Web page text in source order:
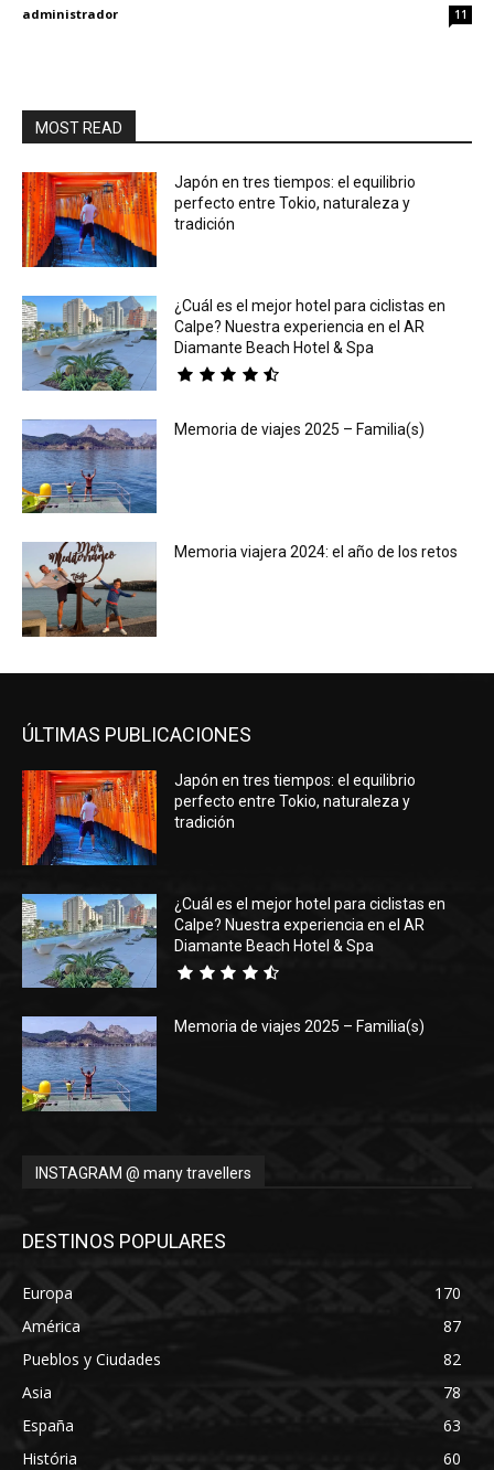
administrador 11
MOST READ
Japón en tres tiempos: el equilibrio
perfecto entre Tokio, naturaleza y
tradición
¿Cuál es el mejor hotel para ciclistas en
Calpe? Nuestra experiencia en el AR
Diamante Beach Hotel & Spa
Memoria de viajes 2025 – Familia(s)
Memoria viajera 2024: el año de los retos
ÚLTIMAS PUBLICACIONES
Japón en tres tiempos: el equilibrio
perfecto entre Tokio, naturaleza y
tradición
¿Cuál es el mejor hotel para ciclistas en
Calpe? Nuestra experiencia en el AR
Diamante Beach Hotel & Spa
Memoria de viajes 2025 – Familia(s)
INSTAGRAM @ many travellers
DESTINOS POPULARES
Europa
170
América
87
Pueblos y Ciudades
82
Asia
78
España
63
História
60